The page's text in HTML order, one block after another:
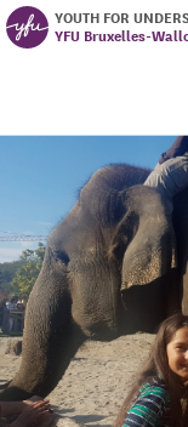
YOUTH FOR
YFU Bruxelles-